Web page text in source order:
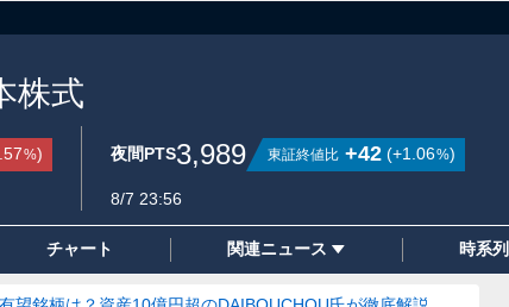
株式
%) 夜間PTS3,989 東証終値比 +42 (+1.06%)
8/7 23:56
チャート 関連ニュース 時系列